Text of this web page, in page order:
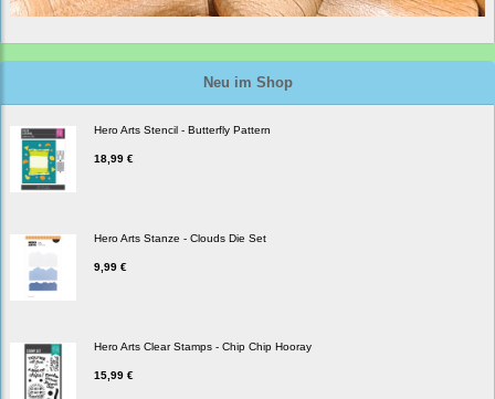
Neu im Shop
Hero Arts Stencil - Butterfly Pattern
18,99 €
Hero Arts Stanze - Clouds Die Set
9,99 €
Hero Arts Clear Stamps - Chip Chip Hooray
15,99 €